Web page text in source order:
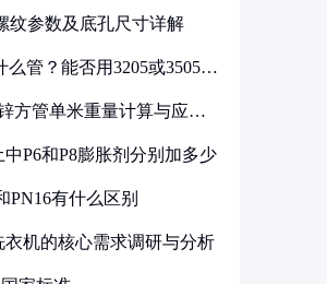
纹参数及底孔尺寸详解
么管？能否用3205或3505代
方管单米重量计算与应用
P6和P8膨胀剂分别加多少
PN16有什么区别
衣机的核心需求调研与分析